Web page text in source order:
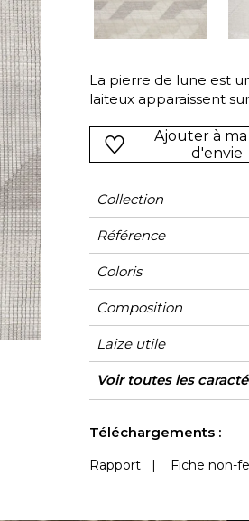
VertLa pierre de lune est
laiteux apparaissent
Ajouter à
d'envie
Collection
Référence
Coloris
Composition
Laize utile
Rétrécissement
Raccord
Sens
Poids g/m²
Usage
Entretien
Pays d'origine
Rapport Horizontal
Rapport Vertical
Voir toutes les
Téléchargements :
Rapport| Fiche non-